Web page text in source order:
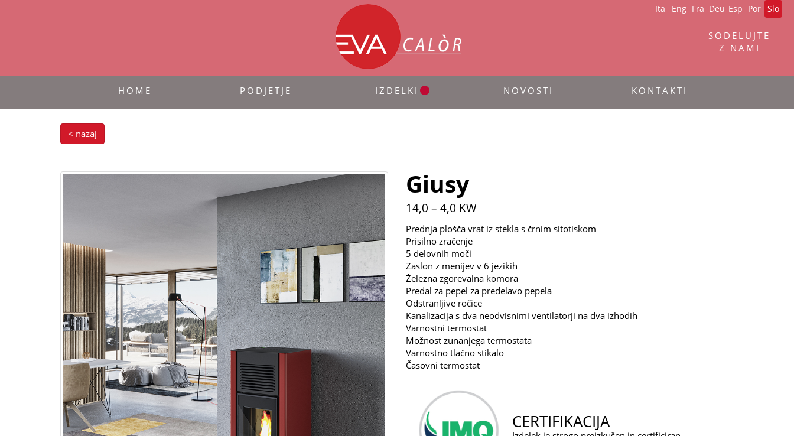
Ita Eng Fra Deu Esp Por Slo
SODELUJTE
Z NAMI
HOME PODJETJE IZDELKI NOVOSTI KONTAKTI
< nazaj
Giusy
14,0 – 4,0 KW
Prednja plošča vrat iz stekla s črnim sitotiskom
Prisilno zračenje
5 delovnih moči
Zaslon z menijev v 6 jezikih
Železna zgorevalna komora
Predal za pepel za predelavo pepela
Odstranljive ročice
Kanalizacija s dva neodvisnimi ventilatorji na dva izhodih
Varnostni termostat
Možnost zunanjega termostata
Varnostno tlačno stikalo
Časovni termostat
CERTIFIKACIJA